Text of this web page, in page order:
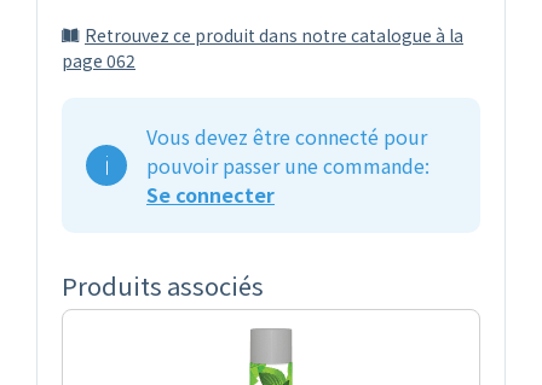
Retrouvez ce produit dans notre catalogue à la
page 062
Vous devez être connecté pour
pouvoir passer une commande:
Se connecter
Produits associés